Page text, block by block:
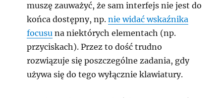
muszę zauważyć, że sam interfejs nie jest do
końca dostępny, np.nie widać wskaźnika
focusu na niektórych elementach (np.
przyciskach). Przez to dość trudno
rozwiązuje się poszczególne zadania, gdy
używa się do tego wyłącznie klawiatury.